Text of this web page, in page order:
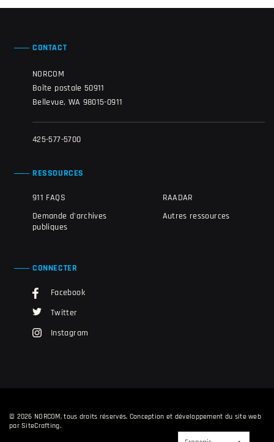
CONTACT
NORCOM
Boîte postale 50911
Bellevue, WA 98015-0911
425-577-5700
RESSOURCES
911 FAQS
Demande d'archives
publiques
RAADAR
Autres ressources
CONNECTER
Facebook
Twitter
Instagram
© 2026 NORCOM, tous droits réservés. Conception et développement du site web
par SiteCrafting.